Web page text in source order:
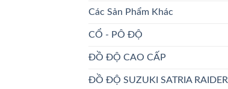
Các Sản Phẩm Khác
CỔ - PÔ ĐỘ
ĐỒ ĐỘ CAO CẤP
ĐỒ ĐỘ SUZUKI SATRIA RAIDER